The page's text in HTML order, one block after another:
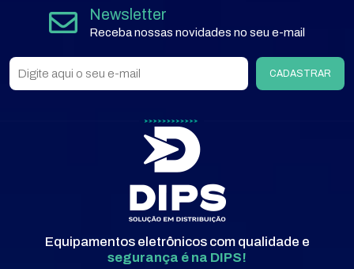
Newsletter
Receba nossas novidades no seu e-mail
CADASTRAR
Equipamentos eletrônicos com qualidade e
segurança é na DIPS!